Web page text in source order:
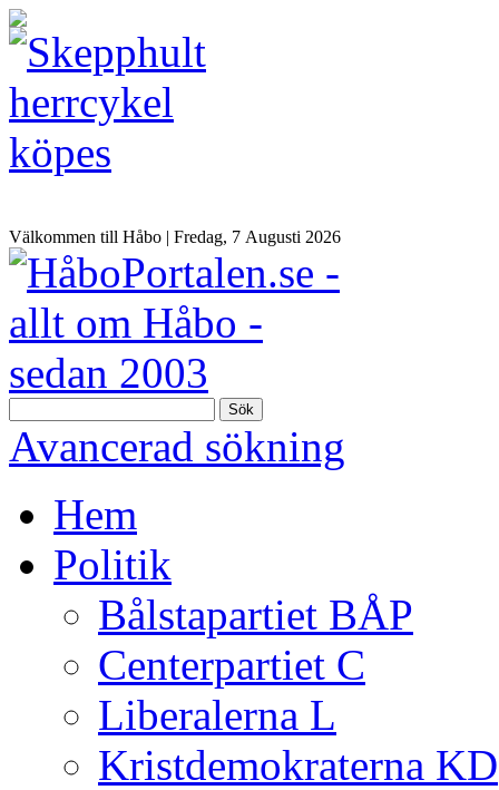
Välkommen till Håbo | Fredag, 7 Αugusti 2026
Sök
Avancerad sökning
Hem
Politik
Bålstapartiet BÅP
Centerpartiet C
Liberalerna L
Kristdemokraterna KD